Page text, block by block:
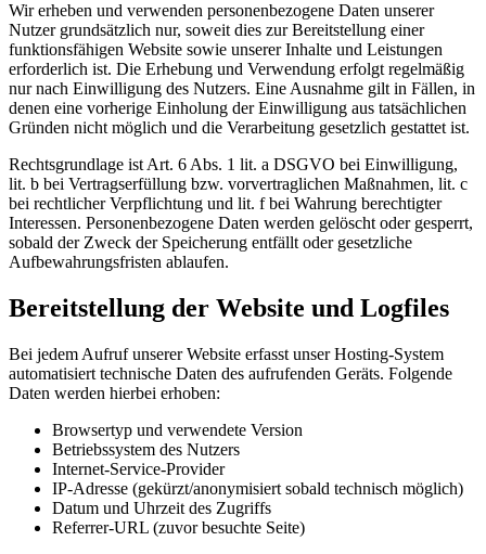
Wir erheben und verwenden personenbezogene Daten unserer
Nutzer grundsätzlich nur, soweit dies zur Bereitstellung einer
funktionsfähigen Website sowie unserer Inhalte und Leistungen
erforderlich ist. Die Erhebung und Verwendung erfolgt regelmäßig
nur nach Einwilligung des Nutzers. Eine Ausnahme gilt in Fällen, in
denen eine vorherige Einholung der Einwilligung aus tatsächlichen
Gründen nicht möglich und die Verarbeitung gesetzlich gestattet ist.
Rechtsgrundlage ist Art. 6 Abs. 1 lit. a DSGVO bei Einwilligung,
lit. b bei Vertragserfüllung bzw. vorvertraglichen Maßnahmen, lit. c
bei rechtlicher Verpflichtung und lit. f bei Wahrung berechtigter
Interessen. Personenbezogene Daten werden gelöscht oder gesperrt,
sobald der Zweck der Speicherung entfällt oder gesetzliche
Aufbewahrungsfristen ablaufen.
Bereitstellung der Website und Logfiles
Bei jedem Aufruf unserer Website erfasst unser Hosting-System
automatisiert technische Daten des aufrufenden Geräts. Folgende
Daten werden hierbei erhoben:
Browsertyp und verwendete Version
Betriebssystem des Nutzers
Internet-Service-Provider
IP-Adresse (gekürzt/anonymisiert sobald technisch möglich)
Datum und Uhrzeit des Zugriffs
Referrer-URL (zuvor besuchte Seite)